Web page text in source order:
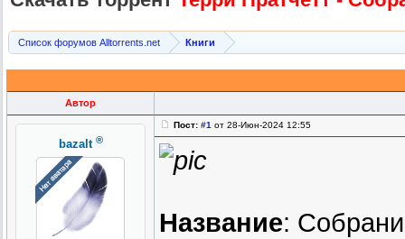
Список форумов Alltorrents.net Книги
Автор
bazalt ®
Пост: #1 от 28-Июн-2024 12:55
Название: